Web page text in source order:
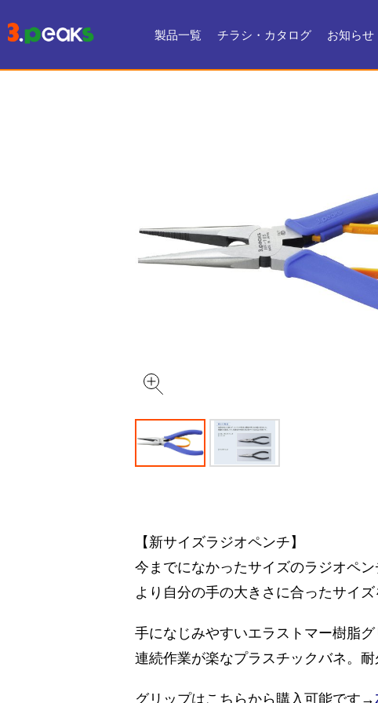
製品一覧
チラシ・カタログ
お知らせ
【新サイズラジオペンチ】
今までになかったサイズのラジオペン
より自分の手の大きさに合ったサイ
手になじみやすいエラストマー樹脂
連続作業が楽なプラスチックバネ。
グリップはこちらから購入可能です→